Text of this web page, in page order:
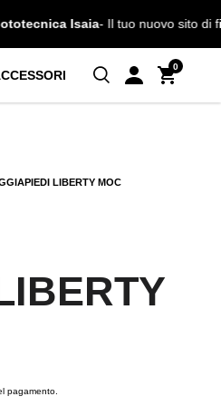
Mototecnica Isaia- Il tuo nuovo
0
LIBERTY MOC
pagamento.